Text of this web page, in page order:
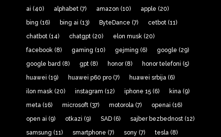
ai (40) alphabet(7) amazon (10) apple (20)
bing (16) bing ai (13) ByteDance (7) cetbot(11)
chatbot(14) chatgpt(20) elon musk(20)
facebook(8) gaming (10) gejming (6) google (29)
google bard(8) gpt(8) honor(8) honor telefoni (5)
huawei (19) huawei p60 pro(7) huawei srbija(6)
ilon mask(20) instagram (12) iphone 15(6) kina(9)
meta(16) microsoft(37) motorola(7) openai (16)
open ai (9) otkazi (9) SAD(6) sajber bezbednost(12)
samsung (11) smartphone (7) sony (7) tesla(8)